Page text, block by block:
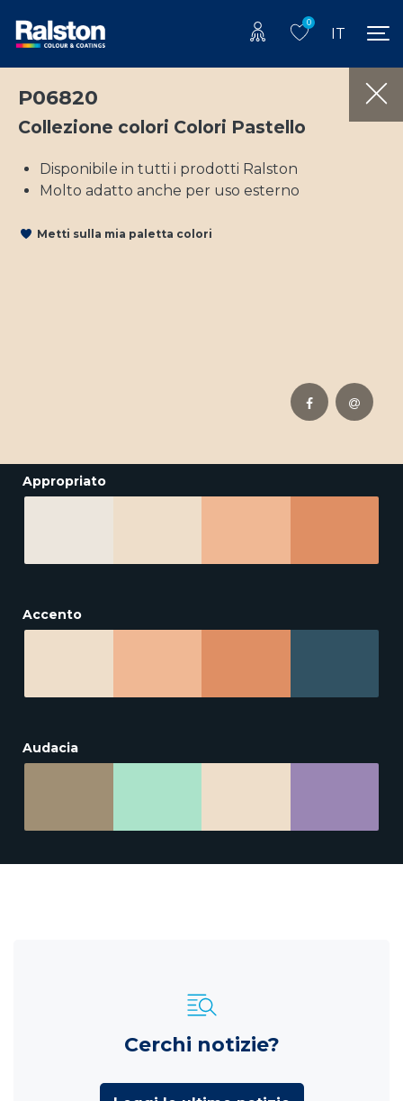
0
IT
P06820
Collezione colori Colori Pastello
Disponibile in tutti i prodotti Ralston
Molto adatto anche per uso esterno
Metti sulla mia paletta colori
Appropriato
Accento
Audacia
Cerchi notizie?